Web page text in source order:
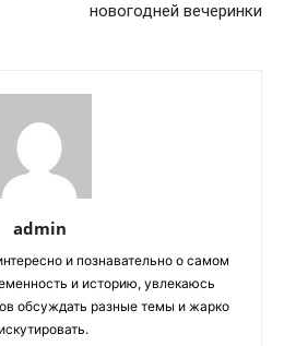
новогодней вечеринки
admin
и познавательно о самом
и историю, увлекаюсь
обсуждать разные темы и жарко